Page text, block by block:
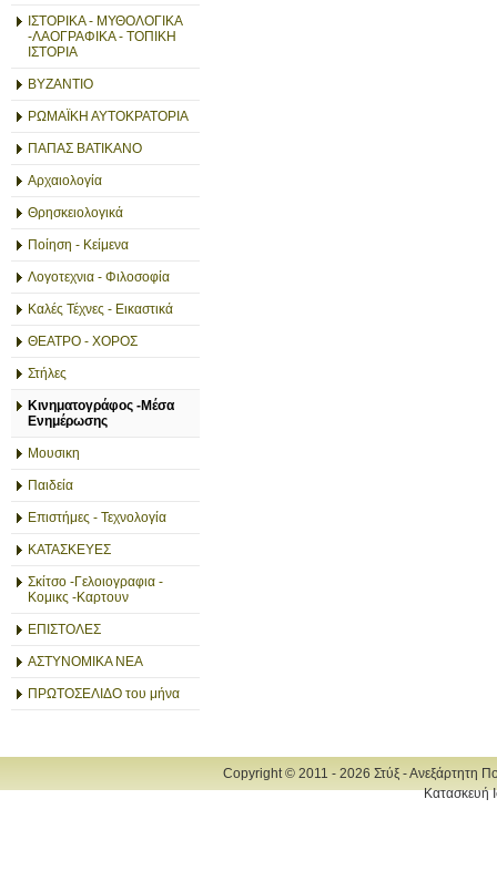
ΙΣΤΟΡΙΚΑ - ΜΥΘΟΛΟΓΙΚΑ
-ΛΑΟΓΡΑΦΙΚΑ - ΤΟΠΙΚΗ
ΙΣΤΟΡΙΑ
ΒΥΖΑΝΤΙΟ
ΡΩΜΑΪΚΗ ΑΥΤΟΚΡΑΤΟΡΙΑ
ΠΑΠΑΣ ΒΑΤΙΚΑΝΟ
Αρχαιολογία
Θρησκειολογικά
Ποίηση - Κείμενα
Λογοτεχνια - Φιλοσοφία
Καλές Τέχνες - Εικαστικά
ΘΕΑΤΡΟ - ΧΟΡΟΣ
Στήλες
Κινηματογράφος -Μέσα
Ενημέρωσης
Μουσικη
Παιδεία
Επιστήμες - Τεχνολογία
ΚΑΤΑΣΚΕΥΕΣ
Σκίτσο -Γελοιογραφια -
Κομικς -Καρτουν
ΕΠΙΣΤΟΛΕΣ
ΑΣΤΥΝΟΜΙΚΑ ΝΕΑ
ΠΡΩΤΟΣΕΛΙΔΟ του μήνα
Copyright © 2011 - 2026 Στύξ - Ανεξάρτητη
Κατασκευή